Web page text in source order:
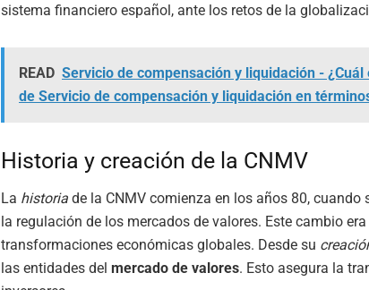
sistema financiero español, ante los retos de la
READ Servicio de compensación y liquidación -
de Servicio de compensación y liquidación en
Historia y creación de la CNMV
La historia de la CNMV comienza en los años 80, cuando
la regulación de los mercados de valores. Este cambio
transformaciones económicas globales. Desde su
las entidades del mercado de valores. Esto asegura la